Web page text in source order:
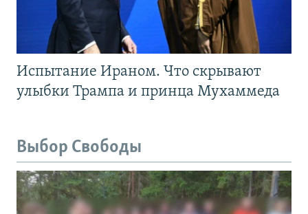
Испытание Ираном. Что скрывают
улыбки Трампа и принца Мухаммеда
Выбор Свободы